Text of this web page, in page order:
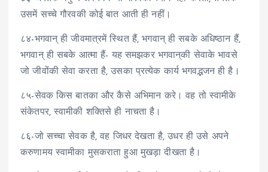
उसमें सच्चे गौरवकी कोई बात आती ही नहीं।
८४-भगवान् ही जीवमात्रमें स्थित हैं, भगवान् ही सबके अधिष्ठान हैं,
भगवान् ही सबके आत्मा हैं- यह समझकर भगवान्‌की सेवाके भावसे
जो जीवोंकी सेवा करता है, उसका प्रत्येक कार्य भगवद्भजन ही है।
८५-सेवक किस बातका और कैसे अभिमान करे। वह तो स्वामीके
संकेतपर, स्वामीकी शक्तिसे ही नाचता है।
८६-जो सच्चा सेवक है, वह जिधर देखता है, उधर ही उसे अपने
करुणामय स्वामीका मुसकराता हुआ मुखड़ा दीखता है।